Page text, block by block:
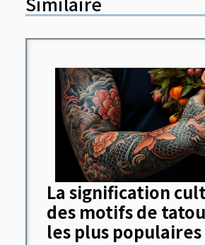
La signification
des motifs de
les plus populaires